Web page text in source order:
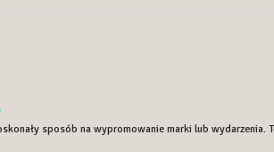
sposób na wypromowanie marki lub wydarzenia.